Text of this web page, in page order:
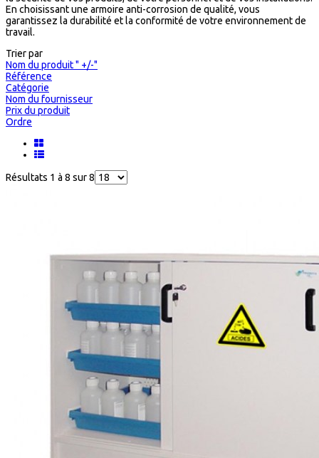
En choisissant une armoire anti-corrosion de qualité, vous
garantissez la durabilité et la conformité de votre environnement de
travail.
Trier par
Nom du produit " +/-"
Référence
Catégorie
Nom du fournisseur
Prix du produit
Ordre
Résultats 1 à 8 sur 8